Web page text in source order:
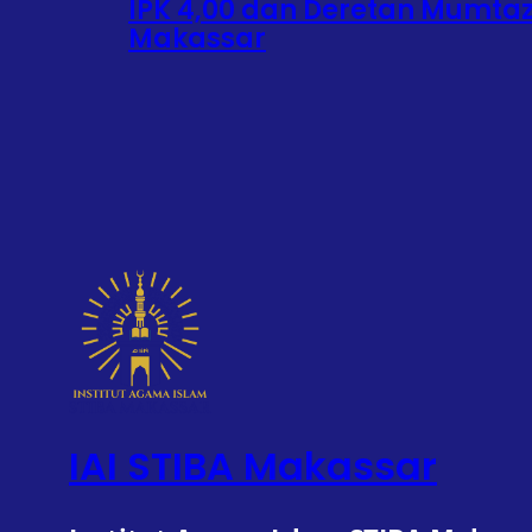
IPK 4,00 dan Deretan
Makassar
IAI STIBA Makassar